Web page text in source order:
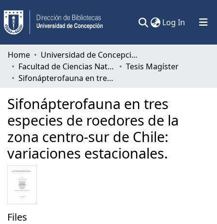
Log In (current)
Communities & Collections
All of DSpace
Home
Universidad de Concepción
Facultad de Ciencias Naturales y Oceanográficas
Tesis Magíster
Sifonápterofauna en tres especies de roedores de la zona centro-sur de Chile: variaciones estacionales.
Sifonápterofauna en tres
especies de roedores de la
zona centro-sur de Chile:
variaciones estacionales.
Files